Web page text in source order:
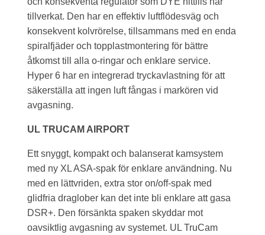
tillverkat. Den har en effektiv luftflödesväg och
konsekvent kolvrörelse, tillsammans med en enda
spiralfjäder och topplastmontering för bättre
åtkomst till alla o-ringar och enklare service.
Hyper 6 har en integrerad tryckavlastning för att
säkerställa att ingen luft fångas i markören vid
avgasning.
UL TRUCAM AIRPORT
Ett snyggt, kompakt och balanserat kamsystem
med ny XL ASA-spak för enklare användning. Nu
med en lättvriden, extra stor on/off-spak med
glidfria draglober kan det inte bli enklare att gasa
DSR+. Den försänkta spaken skyddar mot
oavsiktlig avgasning av systemet. UL TruCam